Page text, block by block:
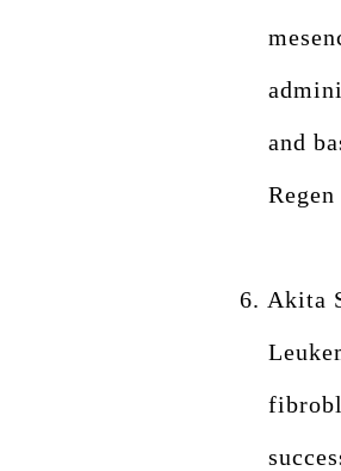
and
6. Akita